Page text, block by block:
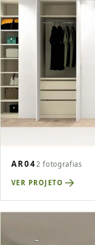
AR042 fotografias
VER PROJETO